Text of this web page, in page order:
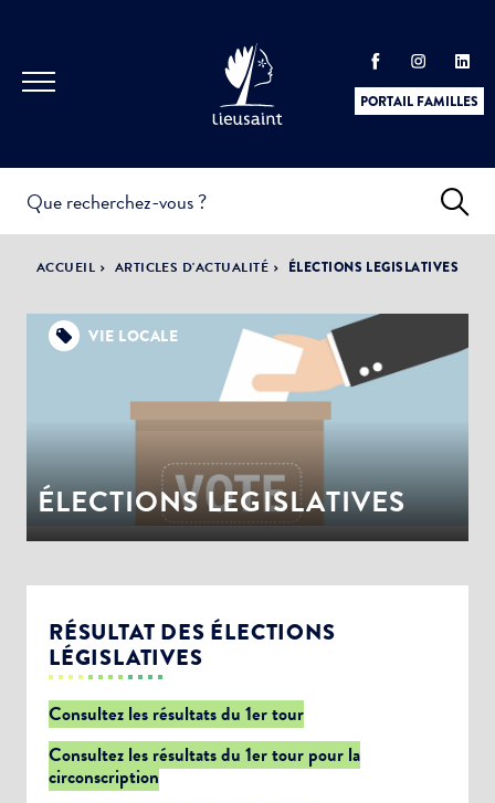
PORTAIL FAMILLES
PRATIQUES &
DÉMARCHES
ACTUALITÉS &
ÉVÈNEMENTS
LA VILLE
DÉMOCRATIE
PARTICIPATIVE
ACCUEIL ARTICLES D'ACTUALITÉ ÉLECTIONS LEGISLATIVES
VIE LOCALE
ÉLECTIONS LEGISLATIVES
RÉSULTAT DES ÉLECTIONS
LÉGISLATIVES
Consultez les résultats du 1er tour
Consultez les résultats du 1er tour pour la
circonscription